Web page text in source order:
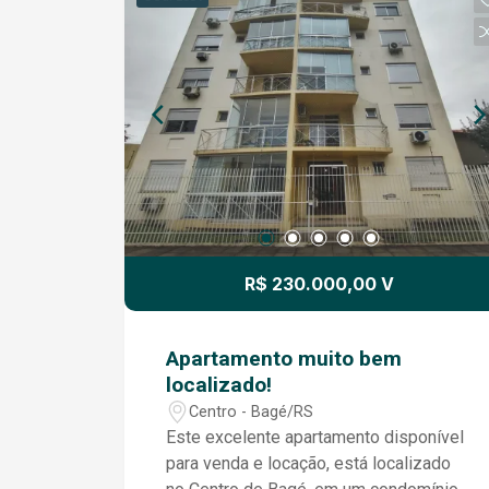
perfeito para o dia a dia. Entre em
contato para mais informações e
agende uma visita!
R$ 230.000,00 V
Apartamento muito bem
localizado!
Centro - Bagé/RS
Este excelente apartamento disponível
para venda e locação, está localizado